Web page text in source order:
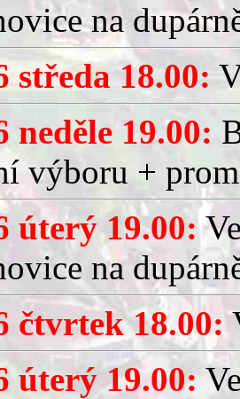
na
středa 18.00:
neděle 19.00:
výboru +
úterý 19.00:
na
čtvrtek 18.00:
úterý 19.00: